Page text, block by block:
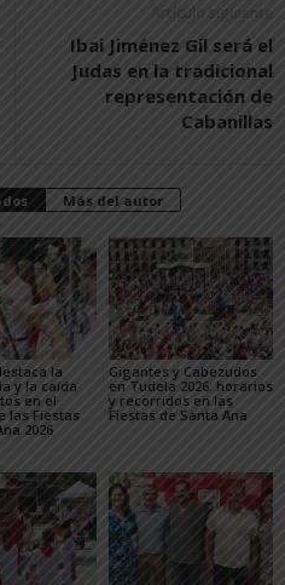
Artículo siguiente
Ibai Jiménez Gil será el
Judas en la tradicional
representación de
Cabanillas
Más del autor
la
y la caída
en el
las Fiestas
2026
Gigantes y Cabezudos
en Tudela 2026: horarios
y recorridos en las
Fiestas de Santa Ana